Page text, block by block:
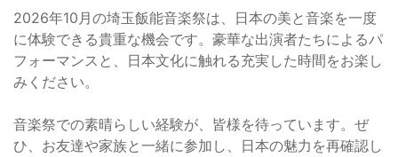
2026年10月の埼玉飯能音楽祭は、日本の美と音楽を一度
に体験できる貴重な機会です。豪華な出演者たちによるパ
フォーマンスと、日本文化に触れる充実した時間をお楽し
みください。
音楽祭での素晴らしい経験が、皆様を待っています。ぜ
ひ、お友達や家族と一緒に参加し、日本の魅力を再確認し